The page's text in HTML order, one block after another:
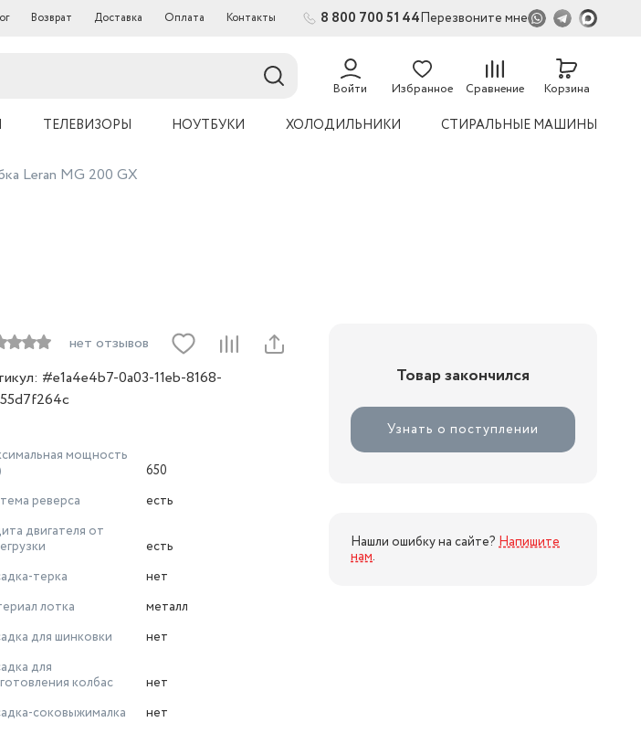
Возврат Доставка Оплата Контакты 8 800 700 51 44Перезвоните мне
Войти Избранное Сравнение Корзина
ТЕЛЕВИЗОРЫ НОУТБУКИ ХОЛОДИЛЬНИКИ СТИРАЛЬНЫЕ МАШИНЫ
Leran MG 200 GX
нет отзывов
#e1a4e4b7-0a03-11eb-8168-
мощность
650
реверса
есть
двигателя от
есть
терка
нет
лотка
металл
для шинковки
нет
для
колбас
нет
соковыжималка
нет
Товар закончился
Узнать о поступлении
Нашли ошибку на сайте? Напишите
нам.